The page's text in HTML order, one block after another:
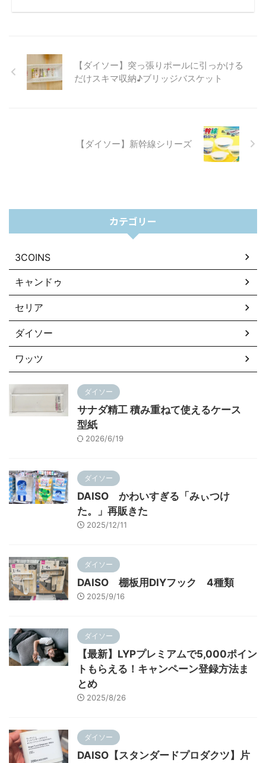
【ダイソー】突っ張りポールに引っかける
だけスキマ収納♪ブリッジバスケット
【ダイソー】新幹線シリーズ
カテゴリー
3COINS
キャンドゥ
セリア
ダイソー
ワッツ
ダイソー
サナダ精工 積み重ねて使えるケース
型紙
2026/6/19
ダイソー
DAISO かわいすぎる「みぃつけ
た。」再販きた
2025/12/11
ダイソー
DAISO 棚板用DIYフック 4種類
2025/9/16
ダイソー
【最新】LYPプレミアムで5,000ポイン
トもらえる！キャンペーン登録方法ま
とめ
2025/8/26
ダイソー
DAISO【スタンダードプロダクツ】片